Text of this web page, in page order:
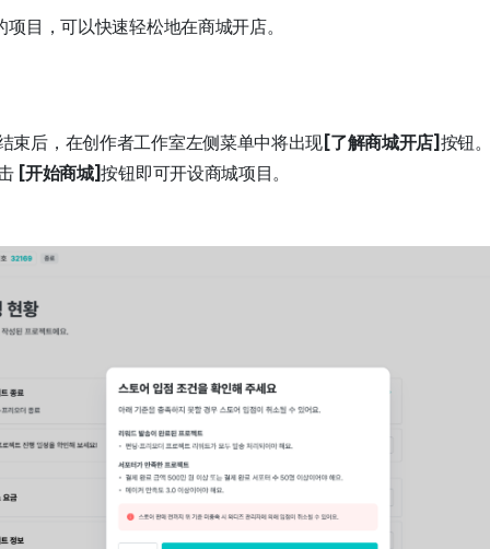
目，可以快速轻松地在商城开店。
束后，在创作者工作室左侧菜单中将出现 [了解商城开店] 按钮
[开始商城]按钮即可开设商城项目。